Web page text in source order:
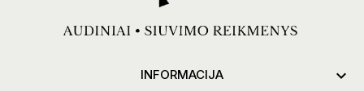
INFORMACIJA 